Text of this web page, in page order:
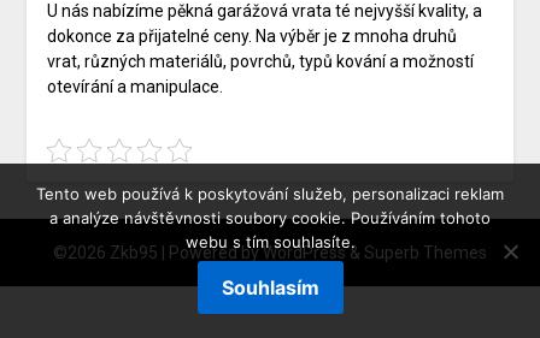
U nás nabízíme pěkná garážová vrata té nejvyšší kvality, a
dokonce za přijatelné ceny. Na výběr je z mnoha druhů
vrat, různých materiálů, povrchů, typů kování a možností
otevírání a manipulace.
©2026 Zkb95 | Powered byWordPress& Superb Themes
Tento web používá k poskytování služeb, personalizaci reklam
a analýze návštěvnosti soubory cookie. Používáním tohoto
webu s tím souhlasíte.
Souhlasím